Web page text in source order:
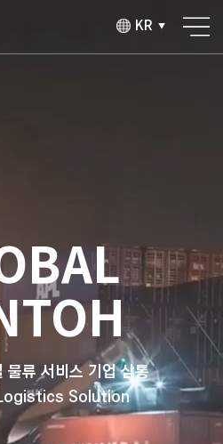
KR ▼
물류 서비스 기업 삼통
Solution